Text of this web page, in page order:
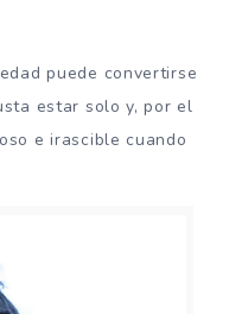
puede convertirse
estar solo y, por el
e irascible cuando